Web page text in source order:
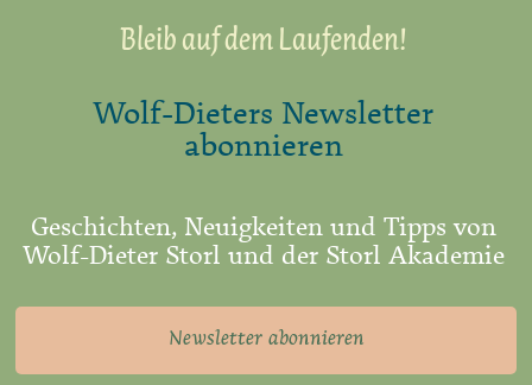
Bleib auf dem Laufenden!
Wolf-Dieters Newsletter
abonnieren
Geschichten, Neuigkeiten und Tipps von
Wolf-Dieter Storl und der Storl Akademie
Newsletter abonnieren